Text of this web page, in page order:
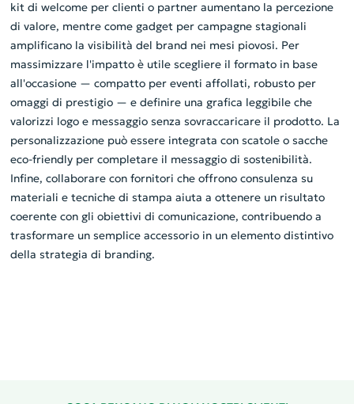
kit di welcome per clienti o partner aumentano la percezione
di valore, mentre come gadget per campagne stagionali
amplificano la visibilità del brand nei mesi piovosi. Per
massimizzare l'impatto è utile scegliere il formato in base
all'occasione — compatto per eventi affollati, robusto per
omaggi di prestigio — e definire una grafica leggibile che
valorizzi logo e messaggio senza sovraccaricare il prodotto. La
personalizzazione può essere integrata con scatole o sacche
eco-friendly per completare il messaggio di sostenibilità.
Infine, collaborare con fornitori che offrono consulenza su
materiali e tecniche di stampa aiuta a ottenere un risultato
coerente con gli obiettivi di comunicazione, contribuendo a
trasformare un semplice accessorio in un elemento distintivo
della strategia di branding.